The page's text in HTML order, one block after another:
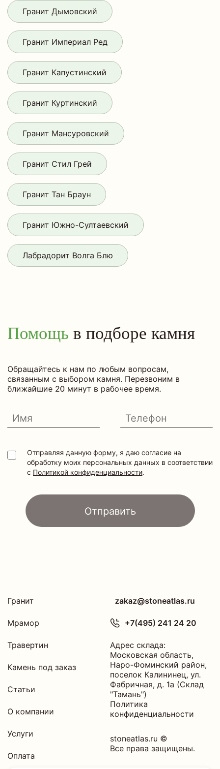
Гранит Дымовский
Гранит Империал Ред
Гранит Капустинский
Гранит Куртинский
Гранит Мансуровский
Гранит Стил Грей
Гранит Тан Браун
Гранит Южно-Султаевский
Лабрадорит Волга Блю
Помощь в подборе камня
Обращайтесь к нам по любым вопросам,
связанным с выбором камня. Перезвоним в
ближайшие 20 минут в рабочее время.
Отправляя данную форму, я даю согласие на
обработку моих персональных данных в соответствии
с Политикой конфиденциальности.
Отправить
Гранит
Мрамор
Травертин
Камень под заказ
Статьи
О компании
Услуги
Оплата
zakaz@stoneatlas.ru
+7(495) 241 24 20
Адрес склада:
Московская область,
Наро-Фоминский район,
поселок Калининец, ул.
Фабричная, д. 1а (Склад
"Тамань")
Политика
конфиденциальности
stoneatlas.ru ©
Все права защищены.